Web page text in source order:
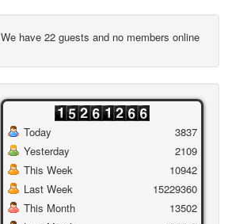
We have 22 guests and no members online
Today
Yesterday
This Week
Last Week
This Month
3837
2109
10942
15229360
13502